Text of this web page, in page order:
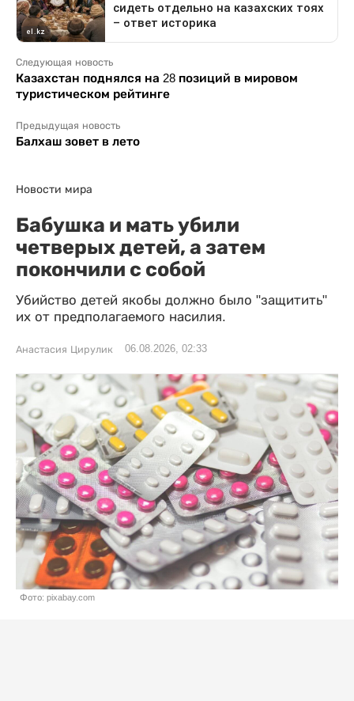
Следующая новость
Казахстан поднялся на 28 позиций в мировом
туристическом рейтинге
Предыдущая новость
Балхаш зовет в лето
Новости мира
Бабушка и мать убили
четверых детей, а затем
покончили с собой
Убийство детей якобы должно было "защитить"
их от предполагаемого насилия.
Анастасия Цирулик 06.08.2026, 02:33
Фото: pixabay.com